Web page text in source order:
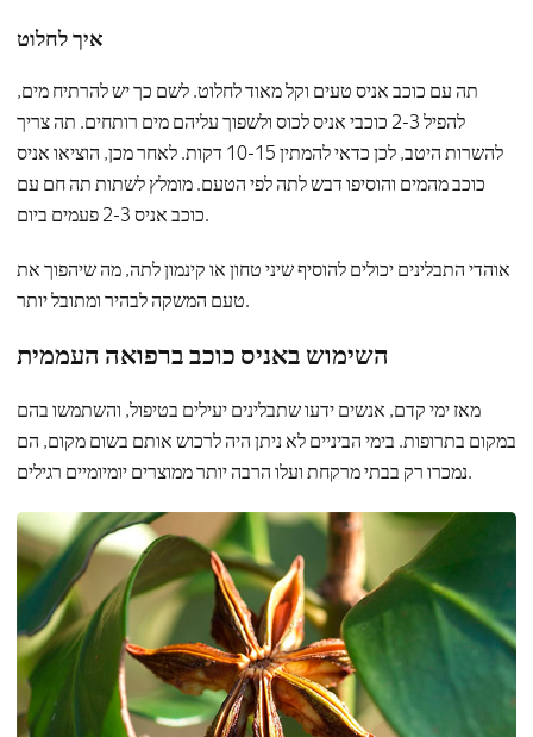
איך לחלוט
תה עם כוכב אניס טעים וקל מאוד לחלוט. לשם כך יש להרתיח מים,
להפיל 2-3 כוכבי אניס לכוס ולשפוך עליהם מים רותחים. תה צריך
להשרות היטב, לכן כדאי להמתין 10-15 דקות. לאחר מכן, הוציאו אניס
כוכב מהמים והוסיפו דבש לתה לפי הטעם. מומלץ לשתות תה חם עם
כוכב אניס 2-3 פעמים ביום.
אוהדי התבלינים יכולים להוסיף שיני טחון או קינמון לתה, מה שיהפוך את
טעם המשקה לבהיר ומתובל יותר.
השימוש באניס כוכב ברפואה העממית
מאז ימי קדם, אנשים ידעו שתבלינים יעילים בטיפול, והשתמשו בהם
במקום בתרופות. בימי הביניים לא ניתן היה לרכוש אותם בשום מקום, הם
נמכרו רק בבתי מרקחת ועלו הרבה יותר ממוצרים יומיומיים רגילים.